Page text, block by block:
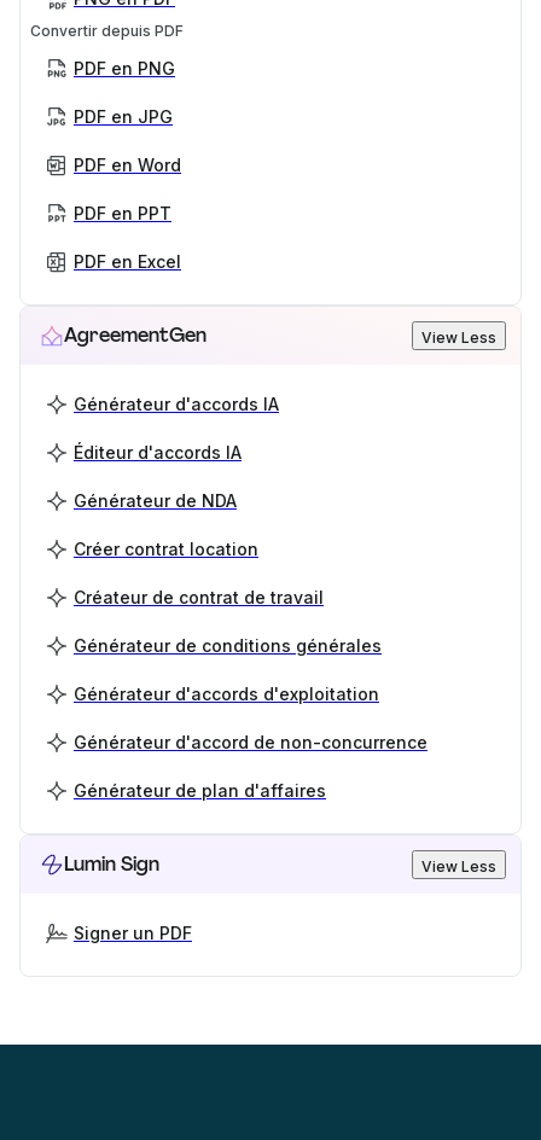
Convertir depuis PDF
PDF en PNG
PDF en JPG
PDF en Word
PDF en PPT
PDF en Excel
AgreementGen View Less
Générateur d'accords IA
Éditeur d'accords IA
Générateur de NDA
Créer contrat location
Créateur de contrat de travail
Générateur de conditions générales
Générateur d'accords d'exploitation
Générateur d'accord de non-concurrence
Générateur de plan d'affaires
Lumin Sign View Less
Signer un PDF